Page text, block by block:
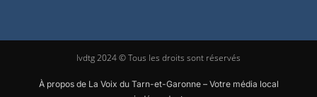
lvdtg 2024 © Tous les droits sont réservés
À propos de La Voix du Tarn-et-Garonne – Votre média local